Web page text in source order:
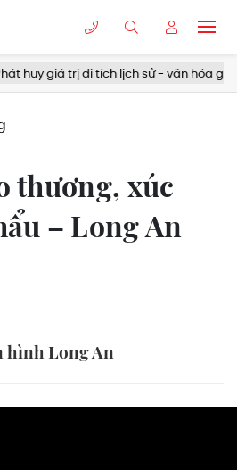
trị di tích lịch sử - văn hóa gắn với
thương, xúc
– Long An
Long An